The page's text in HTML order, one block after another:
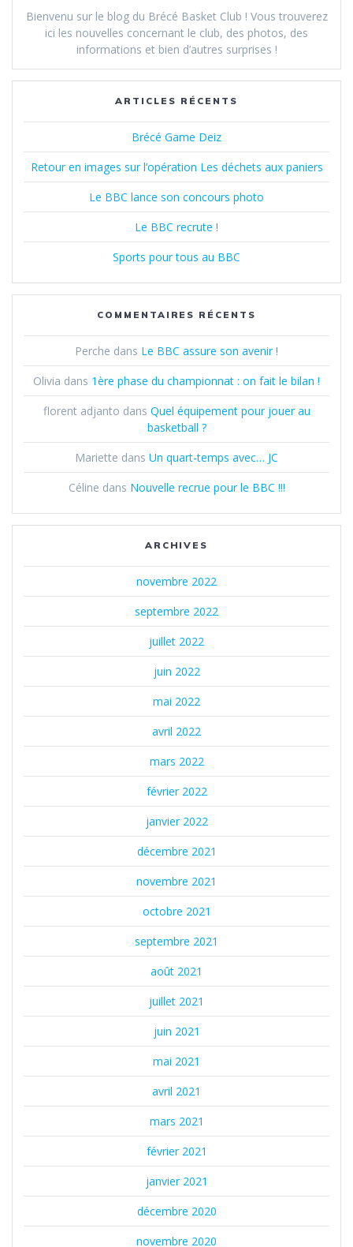
Bienvenu sur le blog du Brécé Basket Club ! Vous trouverez
ici les nouvelles concernant le club, des photos, des
informations et bien d’autres surprises !
ARTICLES RÉCENTS
Brécé Game Deiz
Retour en images sur l’opération Les déchets aux paniers
Le BBC lance son concours photo
Le BBC recrute !
Sports pour tous au BBC
COMMENTAIRES RÉCENTS
Perche dans Le BBC assure son avenir !
Olivia dans 1ère phase du championnat : on fait le bilan !
florent adjanto dans Quel équipement pour jouer au
basketball ?
Mariette dans Un quart-temps avec… JC
Céline dans Nouvelle recrue pour le BBC !!!
ARCHIVES
novembre 2022
septembre 2022
juillet 2022
juin 2022
mai 2022
avril 2022
mars 2022
février 2022
janvier 2022
décembre 2021
novembre 2021
octobre 2021
septembre 2021
août 2021
juillet 2021
juin 2021
mai 2021
avril 2021
mars 2021
février 2021
janvier 2021
décembre 2020
novembre 2020